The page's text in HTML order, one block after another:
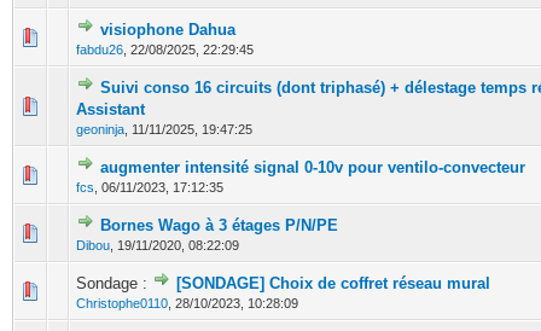
visiophone Dahua
fabdu26 22/08/2025, 22:29:45
0 Votes - 0 sur 5 en moyenne
Suivi conso 16 circuits (dont triphasé) + délestage temps
Assistant
geoninja 11/11/2025, 19:47:25
augmenter intensité signal 0-10v pour ventilo-convecteur
fcs 06/11/2023, 17:12:35
0 Votes - 0 sur 5 en moyenne
12345
Bornes Wago à 3 étages P/N/PE
Dibou 19/11/2020, 08:22:09
1 Votes - 5 sur 5 en moyenne
123 4 5
Sondage : [SONDAGE] Choix de coffret réseau mural
Christophe0110 28/10/2023, 10:28:09
0 Votes - 0 sur 5 en moyenne
12345